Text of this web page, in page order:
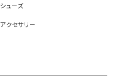
シューズ
アクセサリー